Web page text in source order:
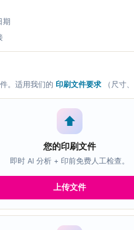
期
。适用我们的 印刷文件要求 （尺寸
⬆
您的印刷文件
即时 AI 分析 + 印前免费人工检查。
上传文件